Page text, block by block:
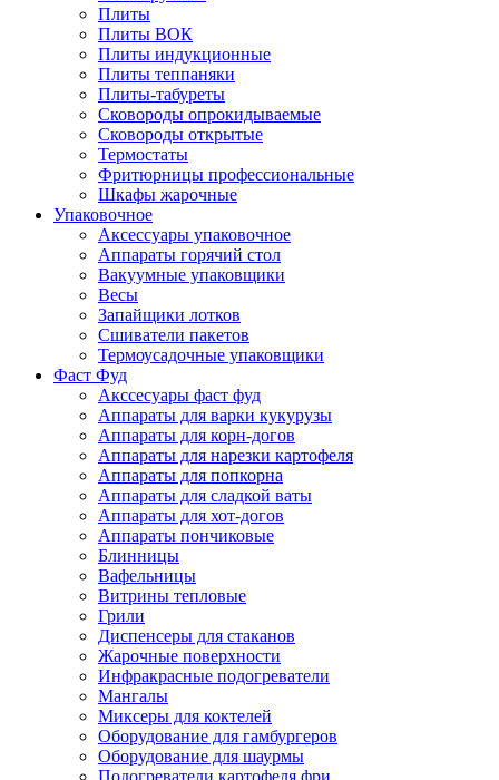
Плиты
Плиты ВОК
Плиты индукционные
Плиты теппаняки
Плиты-табуреты
Сковороды опрокидываемые
Сковороды открытые
Термостаты
Фритюрницы профессиональные
Шкафы жарочные
Упаковочное
Аксессуары упаковочное
Аппараты горячий стол
Вакуумные упаковщики
Весы
Запайщики лотков
Сшиватели пакетов
Термоусадочные упаковщики
Фаст Фуд
Акссесуары фаст фуд
Аппараты для варки кукурузы
Аппараты для корн-догов
Аппараты для нарезки картофеля
Аппараты для попкорна
Аппараты для сладкой ваты
Аппараты для хот-догов
Аппараты пончиковые
Блинницы
Вафельницы
Витрины тепловые
Грили
Диспенсеры для стаканов
Жарочные поверхности
Инфракрасные подогреватели
Мангалы
Миксеры для коктелей
Оборудование для гамбургеров
Оборудование для шаурмы
Подогреватели картофеля фри